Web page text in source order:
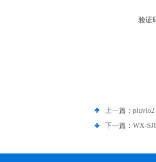
验证
上一篇：
下一篇： WX-